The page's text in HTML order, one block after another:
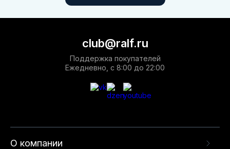
О компании
club@ralf.ru
Поддержка покупателей
Ежедневно, с 8:00 до 22:00